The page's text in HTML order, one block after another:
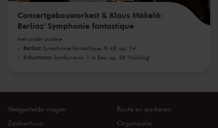
Concertgebouworkest & Klaus Mäkelä:
Berlioz' Symphonie fantastique
met onder andere
Berlioz Symphonie fantastique, H 48, op. 14
Schumann Symfonie nr. 1 in Bes, op. 38 'Frühling'
Veelgestelde vragen
Zaalverhuur
Route en parkeren
Organisatie